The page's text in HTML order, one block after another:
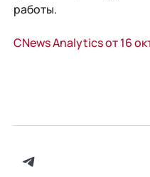
работы.
CNews Analytics от 16